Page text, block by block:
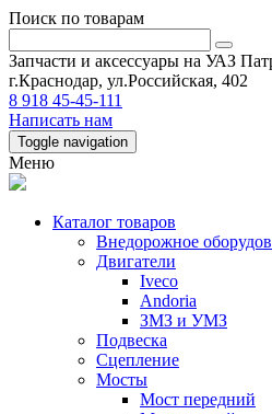
Поиск по товарам
Запчасти и аксессуары на УАЗ
г.Краснодар, ул.Российская, 402
8 918 45-45-111
Написать нам
Toggle navigation
Меню
Каталог товаров
Внедорожное
Двигатели
Iveco
Andoria
ЗМЗ и УМЗ
Подвеска
Сцепление
Мосты
Мост передний